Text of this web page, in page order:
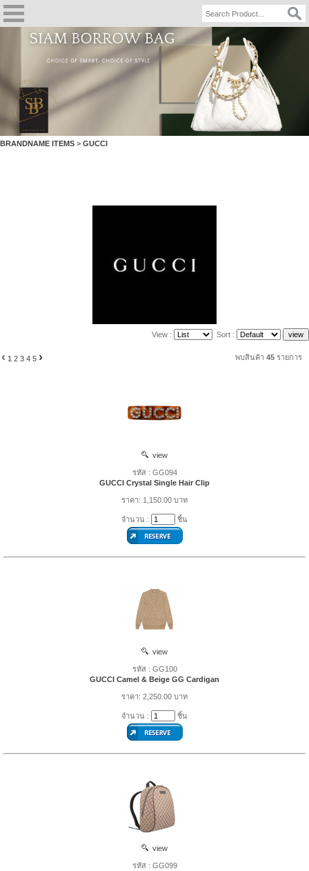
BRANDNAME ITEMS > GUCCI
View : Sort :
‹ 1 2 3 4 5 › พบสินค้า 45 รายการ
view
รหัส : GG094
GUCCI Crystal Single Hair Clip
ราคา: 1,150.00 บาท
จำนวน : ชิ้น
view
รหัส : GG100
GUCCI Camel & Beige GG Cardigan
ราคา: 2,250.00 บาท
จำนวน : ชิ้น
view
รหัส : GG099